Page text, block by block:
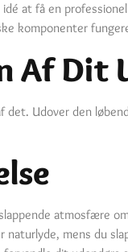
at få en
komponenter
Af Dit
Udover den
atmosfære
mens du